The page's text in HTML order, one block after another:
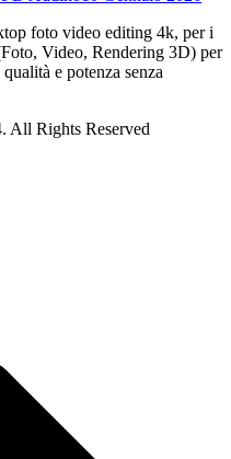
foto video editing 4k, per i
Video, Rendering 3D) per
e potenza senza
All Rights Reserved